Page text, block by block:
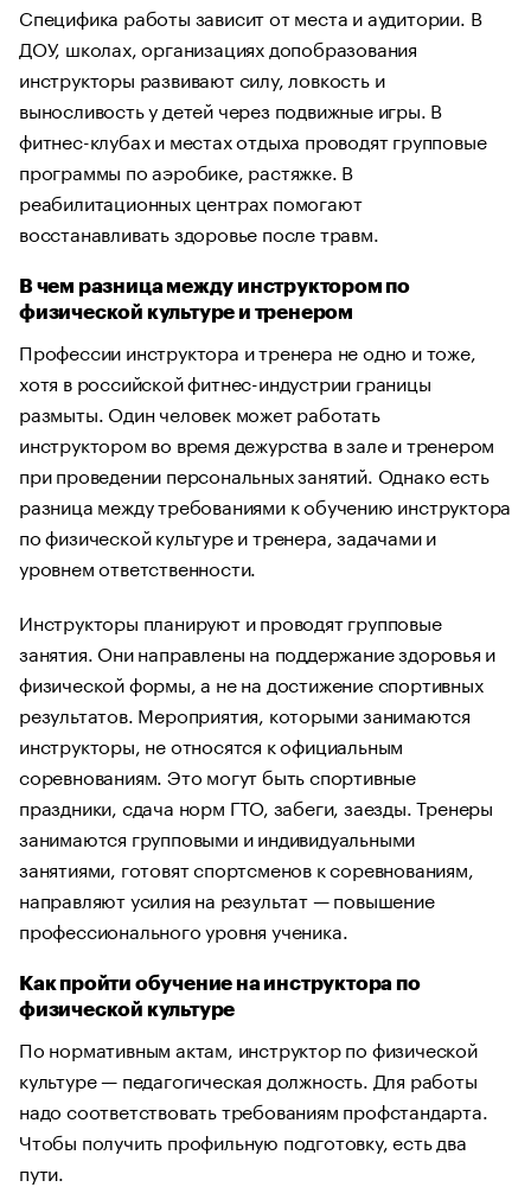
Специфика работы зависит от места и аудитории. В
ДОУ, школах, организациях допобразования
инструкторы развивают силу, ловкость и
выносливость у детей через подвижные игры. В
фитнес-клубах и местах отдыха проводят групповые
программы по аэробике, растяжке. В
реабилитационных центрах помогают
восстанавливать здоровье после травм.
В чем разница между инструктором по
физической культуре и тренером
Профессии инструктора и тренера не одно и тоже,
хотя в российской фитнес-индустрии границы
размыты. Один человек может работать
инструктором во время дежурства в зале и тренером
при проведении персональных занятий. Однако есть
разница между требованиями к обучению инструктора
по физической культуре и тренера, задачами и
уровнем ответственности.
Инструкторы планируют и проводят групповые
занятия. Они направлены на поддержание здоровья и
физической формы, а не на достижение спортивных
результатов. Мероприятия, которыми занимаются
инструкторы, не относятся к официальным
соревнованиям. Это могут быть спортивные
праздники, сдача норм ГТО, забеги, заезды. Тренеры
занимаются групповыми и индивидуальными
занятиями, готовят спортсменов к соревнованиям,
направляют усилия на результат — повышение
профессионального уровня ученика.
Как пройти обучение на инструктора по
физической культуре
По нормативным актам, инструктор по физической
культуре — педагогическая должность. Для работы
надо соответствовать требованиям профстандарта.
Чтобы получить профильную подготовку, есть два
пути.